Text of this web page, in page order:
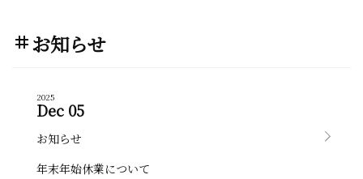
tag お知らせ
2025
Dec 05
お知らせ
年末年始休業について